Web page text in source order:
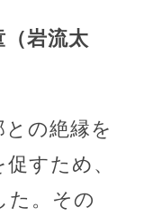
岩流太
の絶縁を
すため、
た。その